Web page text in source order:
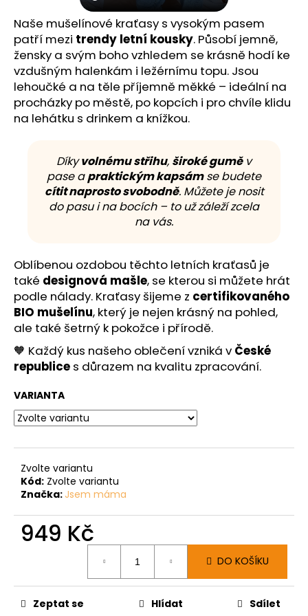
Naše mušelínové kraťasy s vysokým pasem
patří mezi trendy letní kousky. Působí jemně,
žensky a svým boho vzhledem se krásně hodí ke
vzdušným halenkám i ležérnímu topu. Jsou
lehoučké a na těle příjemně měkké – ideální na
procházky po městě, po kopcích i pro chvíle klidu
na lehátku s drinkem a knížkou.
Díkyvolnému střihu, široké guměv
pase apraktickým kapsámse budete
cítit naprosto svobodně. Můžete je nosit
do pasu i na bocích – to už záleží zcela
na vás.
Oblíbenou ozdobou těchto letních kraťasů je
také designová mašle, se kterou si můžete hrát
podle nálady. Kraťasy šijeme z certifikovaného
BIO mušelínu, který je nejen krásný na pohled,
ale také šetrný k pokožce i přírodě.
🧡 Každý kus našeho oblečení vzniká v České
republice s důrazem na kvalitu zpracování.
VARIANTA
Zvolte variantu
Kód: Zvolte variantu
Značka: Jsem máma
949 Kč
DO KOŠÍKU
Zeptat se Hlídat Sdílet